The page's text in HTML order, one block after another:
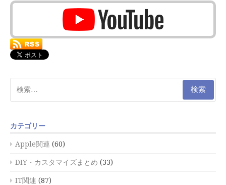
索:
カテゴリー
Apple関連 (60)
DIY・カスタマイズまとめ (33)
IT関連 (87)